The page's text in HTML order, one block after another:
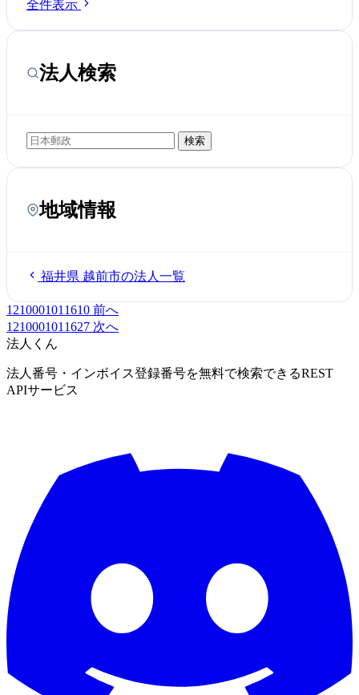
全件表示
法人検索
検索
地域情報
福井県 越前市の法人一覧
1210001011610 前へ
1210001011627 次へ
法人くん
法人番号・インボイス登録番号を無料で検索できるREST
APIサービス